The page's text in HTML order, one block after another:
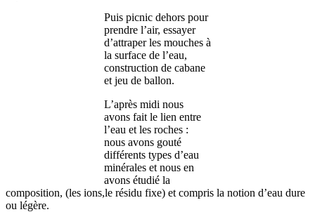
Puis picnic dehors pour
prendre l’air, essayer
d’attraper les mouches à
la surface de l’eau,
construction de cabane
et jeu de ballon.
L’après midi nous
avons fait le lien entre
l’eau et les roches :
nous avons gouté
différents types d’eau
minérales et nous en
avons étudié la
composition, (les ions,le résidu fixe) et compris la notion d’eau dure
ou légère.